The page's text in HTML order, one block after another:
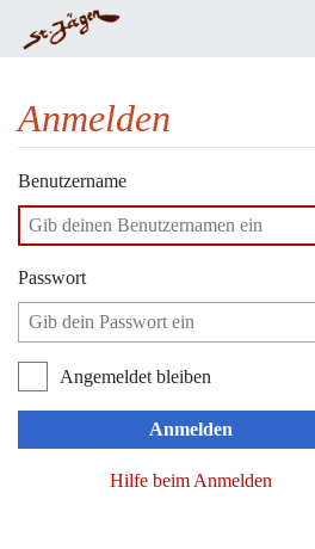
Anmelden
Wechseln zu:Navigation
Benutzername
Passwort
Angemeldet bleiben
Anmelden
Hilfe beim Anmelden